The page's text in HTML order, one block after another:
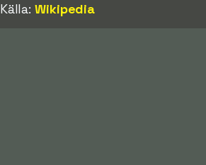
Källa:Wikipedia